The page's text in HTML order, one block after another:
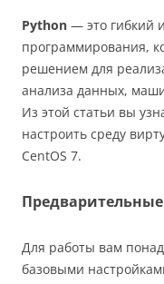
Python — это гибкий
программирования,
решением для
анализа данных,
Из этой статьи вы
настроить среду
CentOS 7.
Для работы вам
базовыми